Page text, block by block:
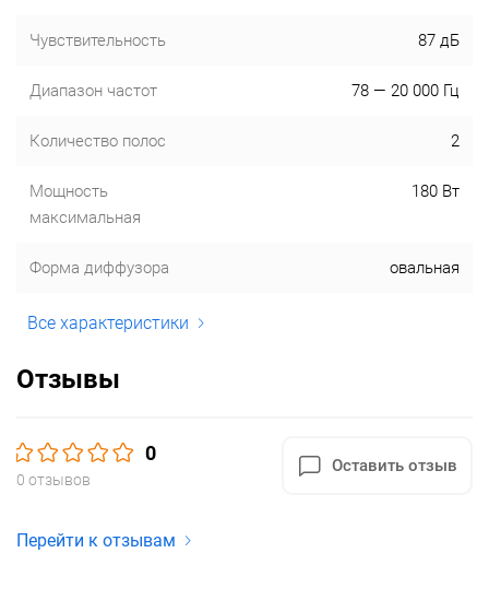
Чувствительность 87 дБ
Диапазон частот 78 — 20 000 Гц
Количество полос 2
Мощность
максимальная
180 Вт
Форма диффузора овальная
Все характеристики
Отзывы
0
0 отзывов
Оставить отзыв
Перейти к отзывам